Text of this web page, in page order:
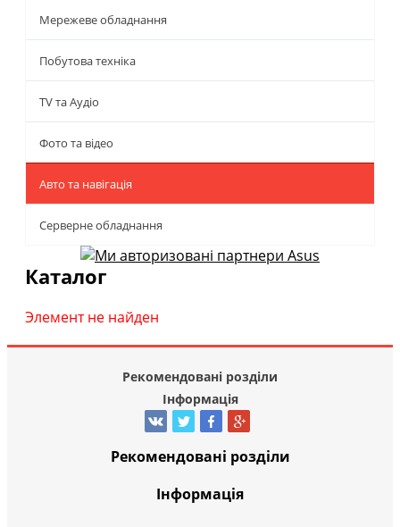
Мережеве обладнання
Побутова техніка
TV та Аудіо
Фото та відео
Авто та навігація
Серверне обладнання
Каталог
Элемент не найден
Рекомендовані розділи
Інформація
Рекомендовані розділи
Інформація